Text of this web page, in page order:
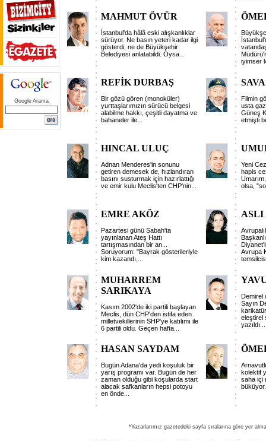
Google Arama
MAHMUT ÖVÜR
İstanbul'da hâlâ eski alışkanlıklar
sürüyor. Ne basın yeteri kadar ilgi
gösterdi, ne de Büyükşehir
Belediyesi anlatabildi. Oysa...
iyimser
REFİK DURBAŞ
Bir gözü gören (monoküler)
yurttaşlarımızın sürücü belgesi
alabilme hakkı, çeşitli dayatma ve
bahaneler ile...
Filmin
usta
Güneş
etmişti
HINCAL ULUÇ
Adnan Menderes'in sonunu
getiren demesek de, hızlandıran
basını susturmak için hazırlattığı
ve emir kulu Meclis'ten CHP'nin...
Yeni
hapis
olsa,
EMRE AKÖZ
Pazartesi günü Sabah'ta
yayınlanan Ateş Hattı
tartışmasından bir an...
Soruyorum: "Bayrak gösterileriyle
kim kazandı,...
ASLI
Avrupa
MUHARREM
SARIKAYA
Kasım 2002'de iki partili başlayan
Meclis, dün CHP'den istifa eden
milletvekillerinin SHP'ye katılımı ile
6 partili oldu. Geçen hafta...
Demirel
Sayın
eleştirel
yazıldı...
HASAN SAYDAM
Bugün Adana'da yedi koşuluk bir
yarış programı var. Bugün de her
zaman olduğu gibi koşularda start
alacak safkanların hepsi potoyu
en önde...
kolektif
saha içi
büküyor.
*Yazarlarımız gazetedeki sayfa sıralarına göre yer